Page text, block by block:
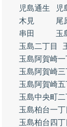
児島通生
児
木見
尾
串田
玉
玉島二丁目
玉島阿賀崎一
玉島阿賀崎三
玉島阿賀崎五
玉島中央町二
玉島柏台一丁
玉島柏台四丁